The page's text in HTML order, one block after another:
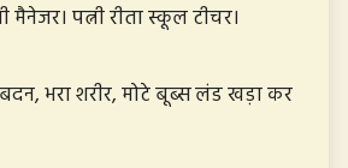
पत्नी रीता स्कूल टीचर।
बदन, भरा शरीर, मोटे बूब्स लंड खड़ा कर